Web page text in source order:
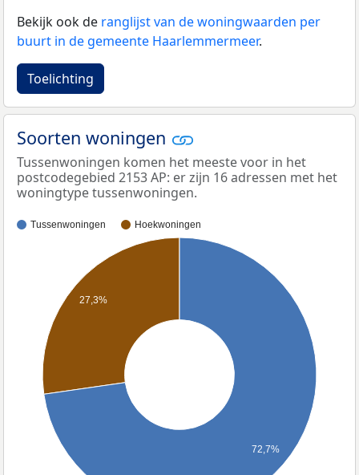
Bekijk ook de ranglijst van de woningwaarden per
buurt in de gemeente Haarlemmermeer.
Toelichting
Soorten woningen
Tussenwoningen komen het meeste voor in het
postcodegebied 2153 AP: er zijn 16 adressen met het
woningtype tussenwoningen.
Tussenwoningen Hoekwoningen
27,3%
72,7%